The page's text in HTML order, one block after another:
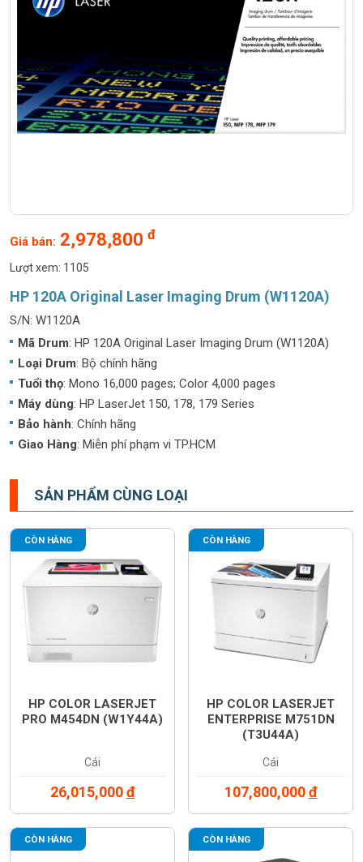
HP 120A Original Laser Imaging Drum (W1120A)
S/N: W1120A
Mã Drum: HP 120A Original Laser Imaging Drum (W1120A)
Loại Drum: Bộ chính hãng
Tuổi thọ: Mono 16,000 pages; Color 4,000 pages
Máy dùng: HP LaserJet 150, 178, 179 Series
Bảo hành: Chính hãng
Giao Hàng: Miễn phí phạm vi TP.HCM
Giá bán: 2,978,800 đ
Lượt xem: 1105
SẢN PHẨM CÙNG LOẠI
CÒN HÀNG
HP COLOR LASERJET
PRO M454DN (W1Y44A)
Cái
26,015,000đ
CÒN HÀNG
HP COLOR LASERJET
ENTERPRISE M751DN
(T3U44A)
Cái
107,800,000đ
CÒN HÀNG CÒN HÀNG